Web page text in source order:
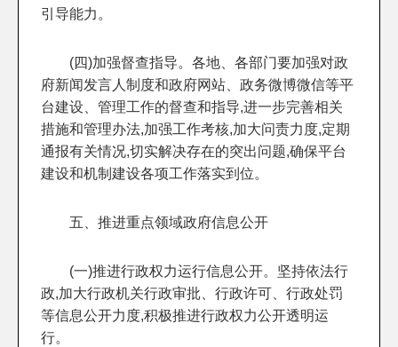
引导能力。
(四)加强督查指导。各地、各部门要加强对政
府新闻发言人制度和政府网站、政务微博微信等平
台建设、管理工作的督查和指导,进一步完善相关
措施和管理办法,加强工作考核,加大问责力度,定期
通报有关情况,切实解决存在的突出问题,确保平台
建设和机制建设各项工作落实到位。
五、推进重点领域政府信息公开
(一)推进行政权力运行信息公开。坚持依法行
政,加大行政机关行政审批、行政许可、行政处罚
等信息公开力度,积极推进行政权力公开透明运
行。